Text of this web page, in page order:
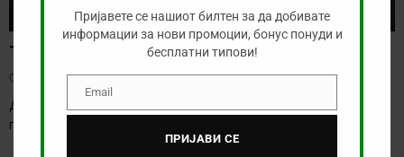
Тикет на денот (среда, 05.08.2026)
август 5, 2026
Денес имаме нешто послаба понуда, но затоа веќе утре таа
понуда ќе биде значително подобрена.
Пријавете се нашиот билтен за да добивате
информации за нови промоции, бонус понуди и
бесплатни типови!
EmailEmail
ПРИЈАВИ СЕ